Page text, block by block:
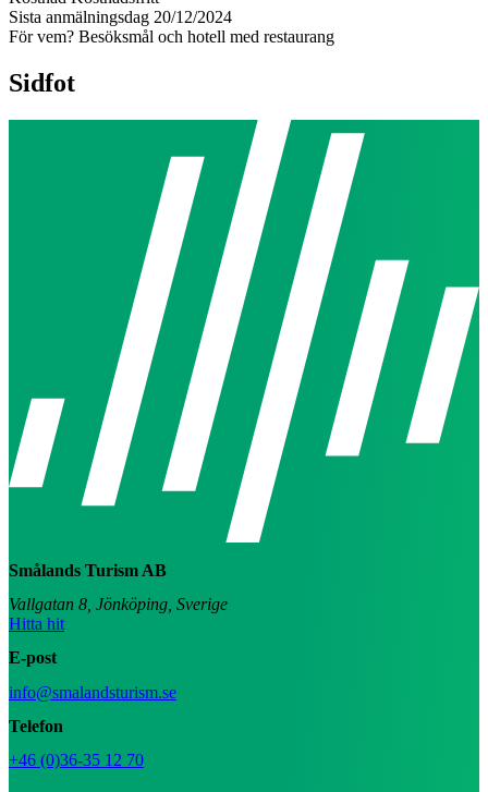
Sista anmälningsdag 20/12/2024
För vem? Besöksmål och hotell med restaurang
Sidfot
Smålands Turism AB
Vallgatan 8, Jönköping, Sverige
Hitta hit
E-post
info@smalandsturism.se
Telefon
+46 (0)36-35 12 70